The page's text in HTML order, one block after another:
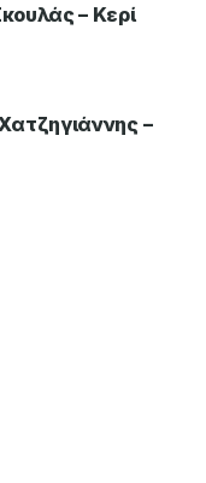
– Κερί
–